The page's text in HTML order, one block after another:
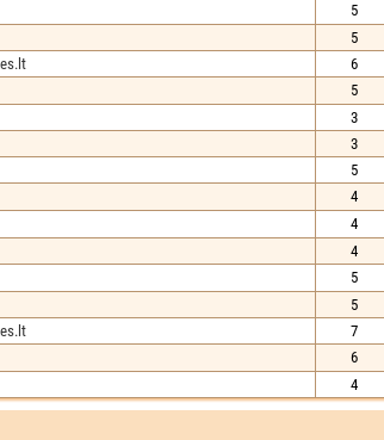
5
5
6
5
3
3
5
4
4
4
5
5
7
6
4